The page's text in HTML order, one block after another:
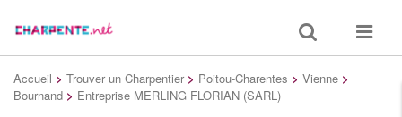
Toggle
search
Toggle
Accueil > Trouver un Charpentier > Poitou-Charentes > Vienne >
Bournand > Entreprise MERLING FLORIAN (SARL)